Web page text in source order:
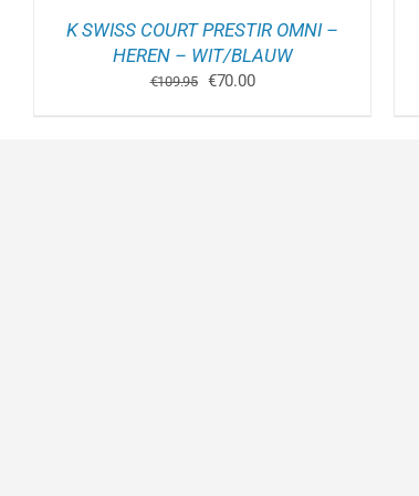
K SWISS COURT PRESTIR OMNI –
HEREN – WIT/BLAUW
€109.95 Oorspronkelijke
€70.00Huidige